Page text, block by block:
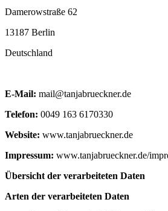
Damerowstraße 62
13187 Berlin
Deutschland
E-Mail: mail@tanjabrueckner.de
Telefon: 0049 163 6170330
Website: www.tanjabrueckner.de
Impressum: www.tanjabrueckner.de/
Übersicht der verarbeiteten Daten
Arten der verarbeiteten Daten